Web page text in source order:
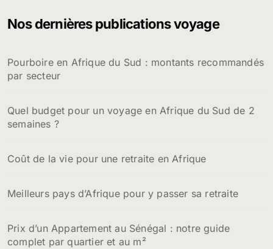
Nos dernières publications voyage
Pourboire en Afrique du Sud : montants recommandés
par secteur
Quel budget pour un voyage en Afrique du Sud de 2
semaines ?
Coût de la vie pour une retraite en Afrique
Meilleurs pays d’Afrique pour y passer sa retraite
Prix d’un Appartement au Sénégal : notre guide
complet par quartier et au m²